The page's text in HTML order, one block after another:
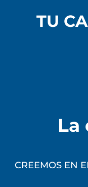
TU
La
CREEMOS EN